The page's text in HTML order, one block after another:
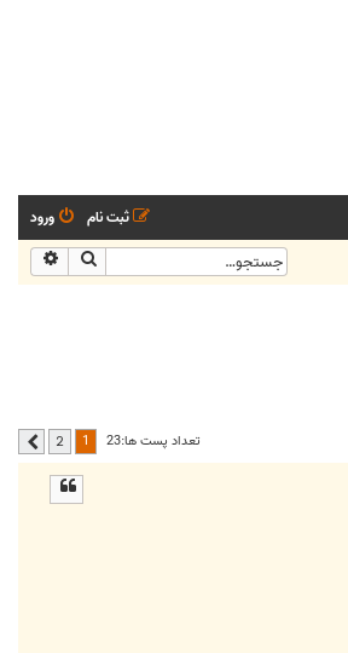
ورود
ثبت نام
جستجو
تعداد پست ها:23 1
2 بعدی